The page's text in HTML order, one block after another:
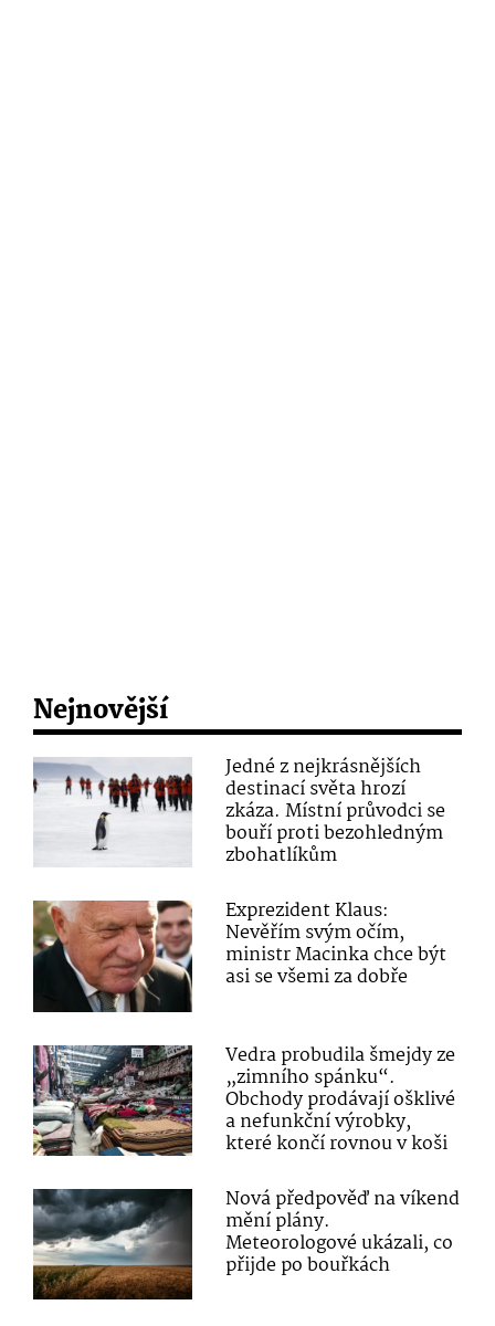
Nejnovější
Jedné z nejkrásnějších
destinací světa hrozí
zkáza. Místní průvodci se
bouří proti bezohledným
zbohatlíkům
Exprezident Klaus:
Nevěřím svým očím,
ministr Macinka chce být
asi se všemi za dobře
Vedra probudila šmejdy ze
„zimního spánku“.
Obchody prodávají ošklivé
a nefunkční výrobky,
které končí rovnou v koši
Nová předpověď na víkend
mění plány.
Meteorologové ukázali, co
přijde po bouřkách